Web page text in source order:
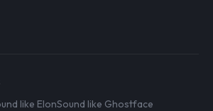
like ElonSound like Ghostface